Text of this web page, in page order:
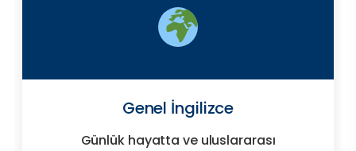
Genel İngilizce
Günlük hayatta ve uluslararası